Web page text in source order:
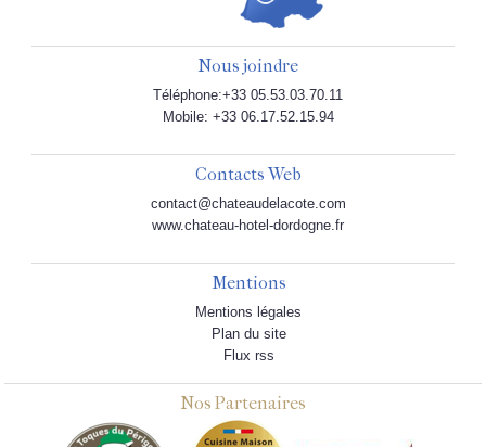
Nous joindre
Téléphone:+33 05.53.03.70.11
Mobile: +33 06.17.52.15.94
Contacts Web
contact@chateaudelacote.com
www.chateau-hotel-dordogne.fr
Mentions
Mentions légales
Plan du site
Flux rss
Nos Partenaires